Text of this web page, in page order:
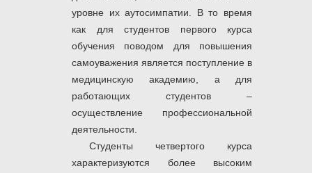
уровне их аутосимпатии. В то время
как для студентов первого курса
обучения поводом для повышения
самоуважения является поступление в
медицинскую академию, а для
работающих студентов –
осуществление профессиональной
деятельности.
Студенты четвертого курса
характеризуются более высоким